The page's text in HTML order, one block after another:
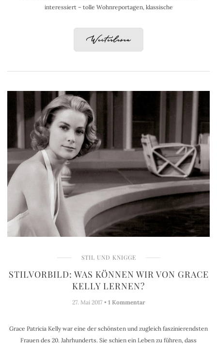
interessiert – tolle Wohnreportagen, klassische
Weiterlesen
STIL UND KNIGGE
STILVORBILD: WAS KÖNNEN WIR VON GRACE
KELLY LERNEN?
27. Mai 2017 • 1 Kommentar
Grace Patricia Kelly war eine der schönsten und zugleich faszinierendsten
Frauen des 20. Jahrhunderts. Sie schien ein Leben zu führen, dass